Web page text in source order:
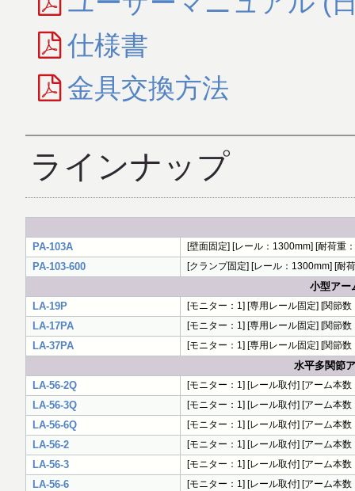
仕様書
金具交換方法
ラインナップ
PA-103A [壁面固定] [レール：1300mm] [耐荷重
PA-103-600 [クランプ固定] [レール：1300mm] [耐
小型アー
LA-19P
[モニター：1] [専用レール固定] [関節
LA-17PA [モニター：1] [専用レール固定] [関節
LA-37PA [モニター：1] [専用レール固定] [関節
水平多関節
LA-56-2Q
[モニター：1] [レール取付] [アーム本
LA-56-3Q [モニター：1] [レール取付] [アーム本
LA-56-6Q [モニター：1] [レール取付] [アーム本
LA-56-2 [モニター：1] [レール取付] [アーム本
LA-56-3 [モニター：1] [レール取付] [アーム本
LA-56-6 [モニター：1] [レール取付] [アーム本